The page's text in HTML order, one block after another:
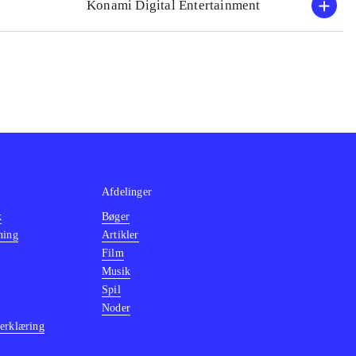
Konami Digital Entertainment
Afdelinger
Bøger
Artikler
Film
Musik
Spil
Noder